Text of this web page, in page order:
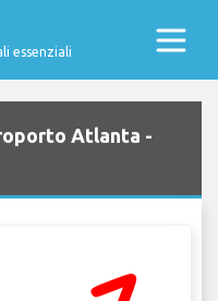
essenziali
Atlanta -